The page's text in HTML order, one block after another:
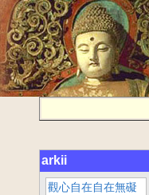
arkii
觀心自在自在無礙